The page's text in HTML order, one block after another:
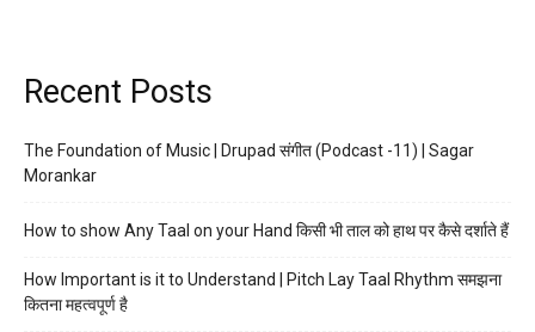
Recent Posts
The Foundation of Music | Drupad संगीत (Podcast -11) | Sagar
Morankar
How to show Any Taal on your Hand किसी भी ताल को हाथ पर कैसे दर्शाते हैं
How Important is it to Understand | Pitch Lay Taal Rhythm समझना
कितना महत्वपूर्ण है